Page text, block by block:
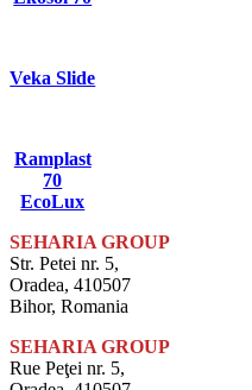
Veka Slide
Ramplast
70
EcoLux
SEHARIA GROUP
Str. Petei nr. 5,
Oradea, 410507
Bihor, Romania
SEHARIA GROUP
Rue Peţei nr. 5,